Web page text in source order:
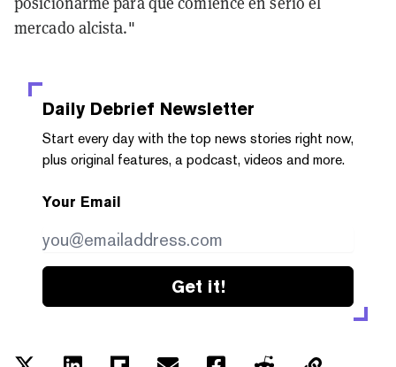
mercado alcista."
Daily Debrief Newsletter
Start every day with the top news stories right now,
plus original features, a podcast, videos and more.
Your Email
Get it!